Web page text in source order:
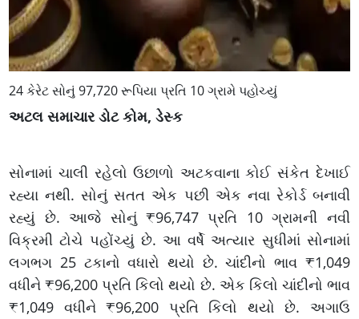
24 કેરેટ સોનું 97,720 રૂપિયા પ્રતિ 10 ગ્રામે પહોચ્યું
અટલ સમાચાર ડોટ કોમ, ડેસ્ક
સોનામાં ચાલી રહેલો ઉછાળો અટકવાના કોઈ સંકેત દેખાઈ
રહ્યા નથી. સોનું સતત એક પછી એક નવા રેકોર્ડ બનાવી
રહ્યું છે. આજે સોનું ₹96,747 પ્રતિ 10 ગ્રામની નવી
વિક્રમી ટોચે પહોંચ્યું છે. આ વર્ષે અત્યાર સુધીમાં સોનામાં
લગભગ 25 ટકાનો વધારો થયો છે. ચાંદીનો ભાવ ₹1,049
વધીને ₹96,200 પ્રતિ કિલો થયો છે. એક કિલો ચાંદીનો ભાવ
₹1,049 વધીને ₹96,200 પ્રતિ કિલો થયો છે. અગાઉ